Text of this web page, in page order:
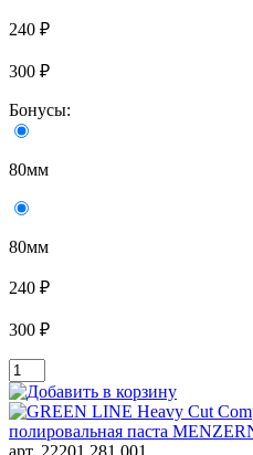
240 ₽
300 ₽
Бонусы:
80мм
80мм
240 ₽
300 ₽